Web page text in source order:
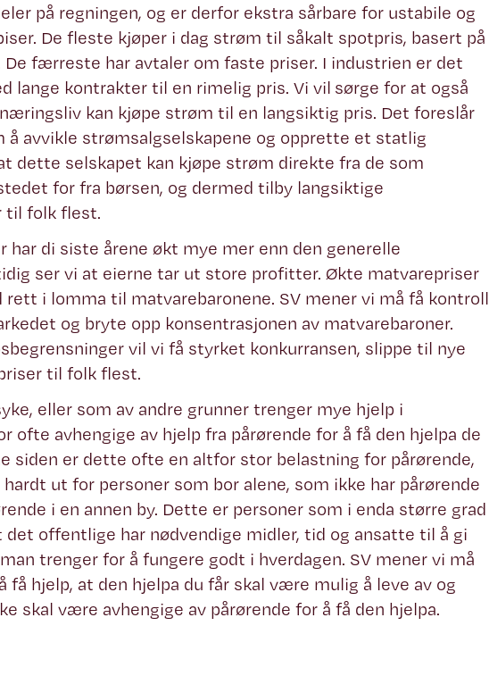
på regningen, og er derfor ekstra sårbare for ustabile og
De fleste kjøper i dag strøm til såkalt spotpris, basert på
De færreste har avtaler om faste priser. I industrien er det
lange kontrakter til en rimelig pris. Vi vil sørge for at også
kan kjøpe strøm til en langsiktig pris. Det foreslår
å avvikle strømsalgselskapene og opprette et statlig
dette selskapet kan kjøpe strøm direkte fra de som
for fra børsen, og dermed tilby langsiktige
til folk flest.
har di siste årene økt mye mer enn den generelle
ser vi at eierne tar ut store profitter. Økte matvarepriser
rett i lomma til matvarebaronene. SV mener vi må få kontroll
og bryte opp konsentrasjonen av matvarebaroner.
vil vi få styrket konkurransen, slippe til nye
til folk flest.
eller som av andre grunner trenger mye hjelp i
ofte avhengige av hjelp fra pårørende for å få den hjelpa de
siden er dette ofte en altfor stor belastning for pårørende,
ut for personer som bor alene, som ikke har pårørende
i en annen by. Dette er personer som i enda større grad
det offentlige har nødvendige midler, tid og ansatte til å gi
trenger for å fungere godt i hverdagen. SV mener vi må
få hjelp, at den hjelpa du får skal være mulig å leve av og
skal være avhengige av pårørende for å få den hjelpa.